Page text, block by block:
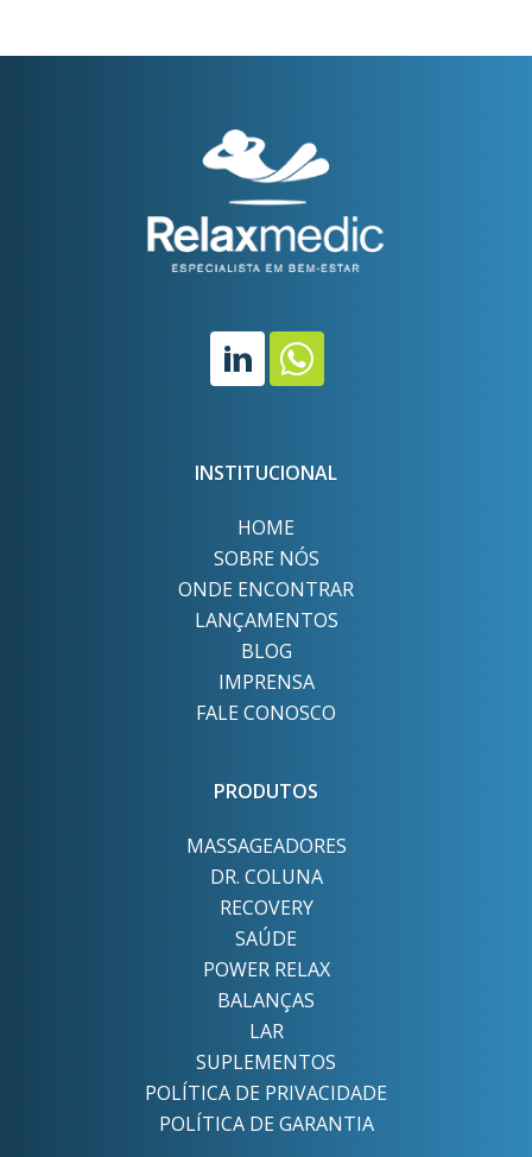
INSTITUCIONAL
HOME
SOBRE NÓS
ONDE ENCONTRAR
LANÇAMENTOS
BLOG
IMPRENSA
FALE CONOSCO
PRODUTOS
MASSAGEADORES
DR. COLUNA
RECOVERY
SAÚDE
POWER RELAX
BALANÇAS
LAR
SUPLEMENTOS
POLÍTICA DE PRIVACIDADE
POLÍTICA DE GARANTIA